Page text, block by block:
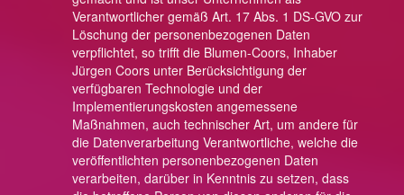
Verantwortlicher gemäß Art. 17 Abs. 1 DS-GVO zur
Löschung der personenbezogenen Daten
verpflichtet, so trifft die Blumen-Coors, Inhaber
Jürgen Coors unter Berücksichtigung der
verfügbaren Technologie und der
Implementierungskosten angemessene
Maßnahmen, auch technischer Art, um andere für
die Datenverarbeitung Verantwortliche, welche die
veröffentlichten personenbezogenen Daten
verarbeiten, darüber in Kenntnis zu setzen, dass